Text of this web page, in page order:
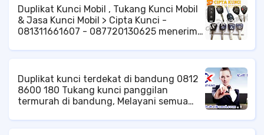
Anda, duplikat kunci brankas di jakarta,
ahli kunci brankas di jakarta, jakarta
barat, timur, selatan, pusat, utara, di
Duplikat Kunci Mobil , Tukang Kunci Mobil
& Jasa Kunci Mobil > Cipta Kunci -
081311661607 - 087720130625 menerima
Duplikat kunci terdekat di bandung 0812
8600 180 Tukang kunci panggilan
termurah di bandung, Melayani semua
cepat dan profesional, Duplikat kunci